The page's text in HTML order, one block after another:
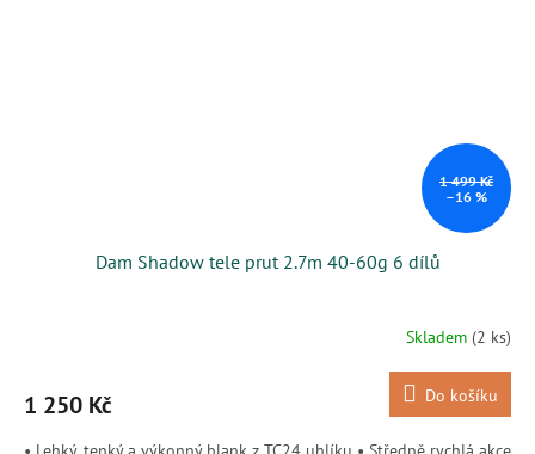
1 499 Kč
–16 %
Dam Shadow tele prut 2.7m 40-60g 6 dílů
Skladem (2 ks)
1 250 Kč Do košíku